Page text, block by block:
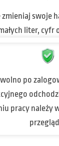
swoje
liter, cyfr
po
pracy należy